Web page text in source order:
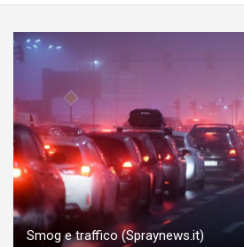
Smog e traffico (Spraynews.it)